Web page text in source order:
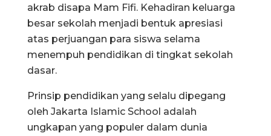
akrab disapa Mam Fifi. Kehadiran keluarga
besar sekolah menjadi bentuk apresiasi
atas perjuangan para siswa selama
menempuh pendidikan di tingkat sekolah
dasar.
Prinsip pendidikan yang selalu dipegang
oleh Jakarta Islamic School adalah
ungkapan yang populer dalam dunia